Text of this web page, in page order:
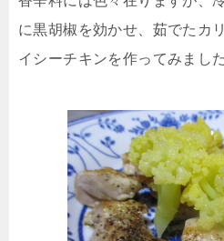
に黒胡椒を効かせ、茹でたカ
イシーチキンを作ってみました